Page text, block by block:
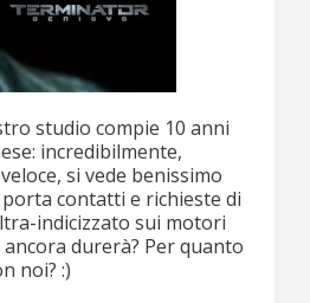
studio compie 10 anni
incredibilmente,
si vede benissimo
contatti e richieste di
indicizzato sui motori
durerà? Per quanto
noi? :)